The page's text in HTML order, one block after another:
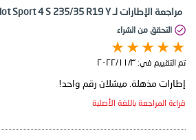
مراجعة الإطارات لـ Michelin Pilot Sport 4 S 235/35 R19 Y
التحقق من الشراء
تم التقييم في: ٣‏/١١‏/٢٠٢٢
إطارات مذهلة. ميشلان رقم واحد!
قراءة المراجعة باللغة الأصلية